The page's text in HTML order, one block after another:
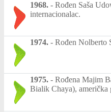
1968. - Rođen Saša
internacionalac.
1974. - Rođen Nolberto
1975. - Rođena Majim
Bialik Chaya), američka